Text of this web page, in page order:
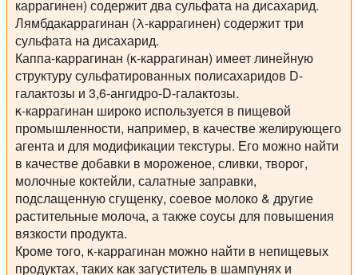
каррагинен) содержит два сульфата на дисахарид.
Лямбдакаррагинан (λ-каррагинен) содержит три
сульфата на дисахарид.
Каппа-каррагинан (κ-каррагинан) имеет линейную
структуру сульфатированных полисахаридов D-
галактозы и 3,6-ангидро-D-галактозы.
κ-каррагинан широко используется в пищевой
промышленности, например, в качестве желирующего
агента и для модификации текстуры. Его можно найти
в качестве добавки в мороженое, сливки, творог,
молочные коктейли, салатные заправки,
подслащенную сгущенку, соевое молоко & другие
растительные молоча, а также соусы для повышения
вязкости продукта.
Кроме того, κ-каррагинан можно найти в непищевых
продуктах, таких как загуститель в шампунях и